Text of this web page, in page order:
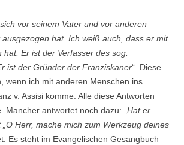
vor seinem Vater und vor anderen
hat. Ich weiß auch, dass er mit
hat. Er ist der Verfasser des sog.
ist der Gründer der Franziskaner“. Diese
wenn ich mit anderen Menschen ins
v. Assisi komme. Alle diese Antworten
Mancher antwortet noch dazu: „Hat er
Herr, mache mich zum Werkzeug deines
Es steht im Evangelischen Gesangbuch